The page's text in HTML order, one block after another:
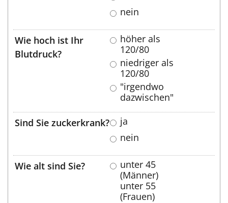
nein
Wie hoch ist Ihr
Blutdruck?
höher als
120/80
niedriger als
120/80
"irgendwo
dazwischen"
Sind Sie zuckerkrank?
ja
nein
Wie alt sind Sie?
unter 45
(Männer)
unter 55
(Frauen)